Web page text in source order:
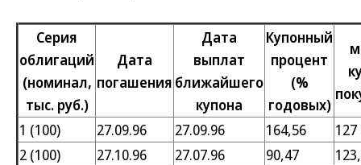
Серия
облигаций
(номинал,
тыс. руб.)
Дата
погашения
Дата
выплат
ближайшего
купона
Купонный
процент
(%
годовых)
1 (100)
27.09.96 27.09.96 164,56
127
2 (100)
27.10.96 27.07.96 90,47